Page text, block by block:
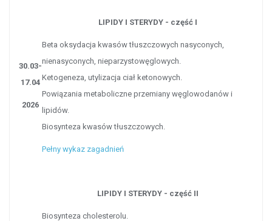
30.03-
17.04
2026
LIPIDY I STERYDY - część I
Beta oksydacja kwasów tłuszczowych nasyconych,
nienasyconych, nieparzystowęglowych.
Ketogeneza, utylizacja ciał ketonowych.
Powiązania metaboliczne przemiany węglowodanów i
lipidów.
Biosynteza kwasów tłuszczowych.
Pełny wykaz zagadnień
LIPIDY I STERYDY - część II
Biosynteza cholesterolu.